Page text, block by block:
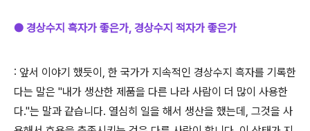
● 경상수지 흑자가 좋은가, 경상수지 적자가 좋은가
: 앞서 이야기 했듯이, 한 국가가 지속적인 경상수지 흑자를 기록한
다는 말은 "내가 생산한 제품을 다른 나라 사람이 더 많이 사용한
다."는 말과 같습니다. 열심히 일을 해서 생산을 했는데, 그것을 사